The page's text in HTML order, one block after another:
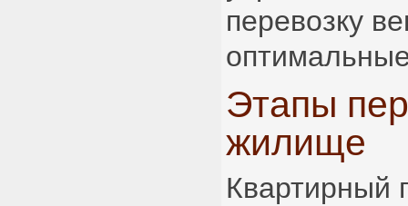
перевозку
Этапы
жилище
Квартирный